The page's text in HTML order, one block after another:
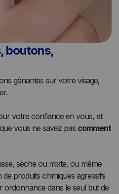
boutons,
gênantes sur votre visage,
votre confiance en vous, et
vous ne savez pas comment
sèche ou mixte, ou même
produits chimiques agressifs
ordonnance dans le seul but de